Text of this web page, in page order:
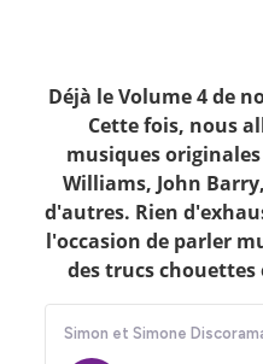
Déjà le Volume 4 de
Cette fois, nous
musiques
Williams, John
d'autres. Rien
l'occasion de parler
des trucs chouettes